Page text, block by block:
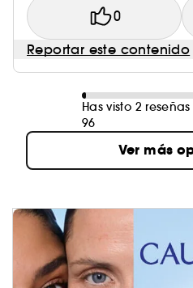
0
Reportar este contenido
Has visto 2
96
Ver más